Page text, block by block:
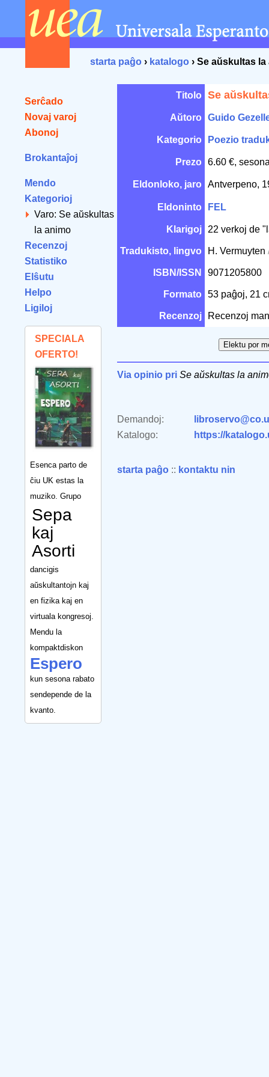
starta paĝo › katalogo › Se aŭskultas
Serĉado
Novaj varoj
Abonoj
Brokantaĵoj
Mendo
Kategorioj
Varo: Se aŭskultas
la animo
Recenzoj
Statistiko
Elŝutu
Helpo
Ligiloj
SPECIALA
OFERTO!
Esenca parto de
ĉiu UK estas la
muziko. Grupo
Sepa
kaj
Asorti
dancigis
aŭskultantojn kaj
en fizika kaj en
virtuala kongresoj.
Mendu la
kompaktdiskon
Espero
kun sesona rabato
sendepende de la
kvanto.
Titolo Se
Aŭtoro Guido
Kategorio Poezio
Prezo 6.60 €,
Eldonloko, jaro Antverpeno,
Eldoninto FEL
Klarigoj 22 verkoj de
Tradukisto, lingvo H. Vermuyten
ISBN/ISSN 9071205800
Formato 53 paĝoj, 21
Recenzoj Recenzoj
Via opinio pri Se aŭskultas la
Demandoj:
Katalogo:
https://
starta paĝo :: kontaktu nin